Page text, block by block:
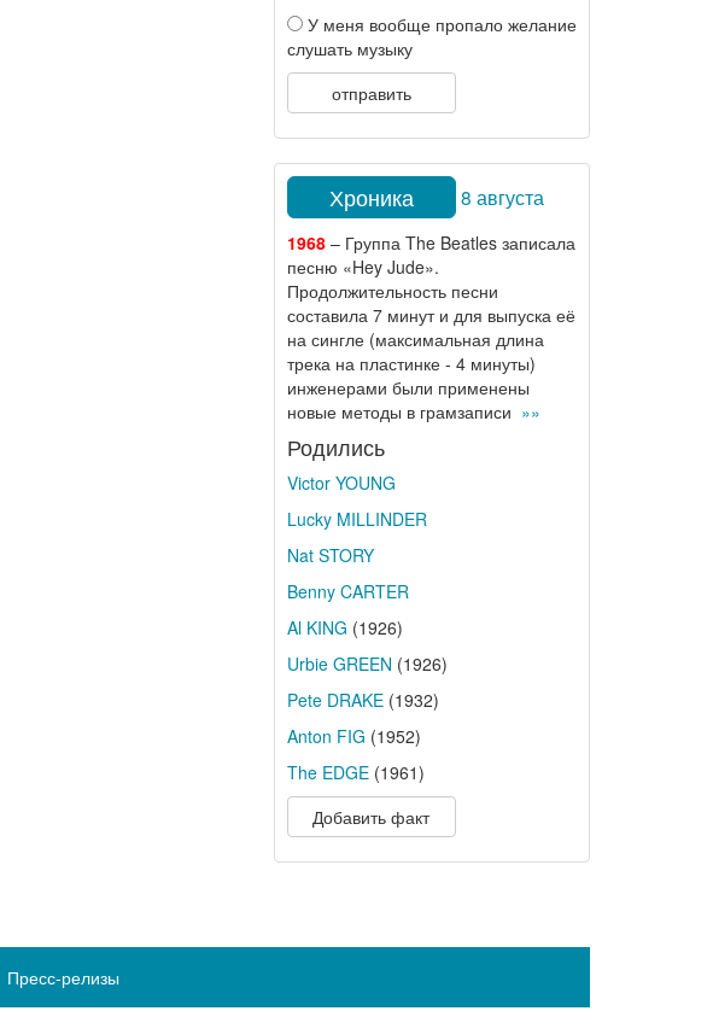
У меня вообще пропало желание
слушать музыку
отправить
Хроника 8 августа
1968– Группа The Beatles записала
песню «Hey Jude».
Продолжительность песни
составила 7 минут и для выпуска её
на сингле (максимальная длина
трека на пластинке - 4 минуты)
инженерами были применены
новые методы в грамзаписи »»
Родились
Victor YOUNG
Lucky MILLINDER
Nat STORY
Benny CARTER
Al KING (1926)
Urbie GREEN (1926)
Pete DRAKE(1932)
Anton FIG (1952)
The EDGE(1961)
Добавить факт
Пресс-релизы